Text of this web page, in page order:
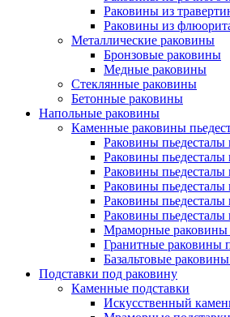
Раковины из
Раковины из
Металлические раковины
Бронзовые раковины
Медные раковины
Стеклянные раковины
Бетонные раковины
Напольные раковины
Каменные раковины
Раковины пьедесталы
Раковины пьедесталы
Раковины пьедесталы
Раковины пьедесталы
Раковины пьедесталы
Раковины пьедесталы
Мраморные раковины
Гранитные раковины
Базальтовые
Подставки под раковину
Каменные подставки
Искусственный